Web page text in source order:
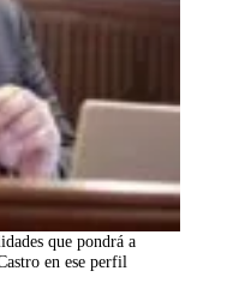
que pondrá a
en ese perfil